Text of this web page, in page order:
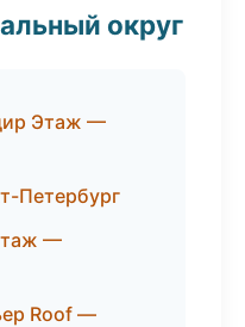
округ
Этаж —
Петербург
—
Roof —